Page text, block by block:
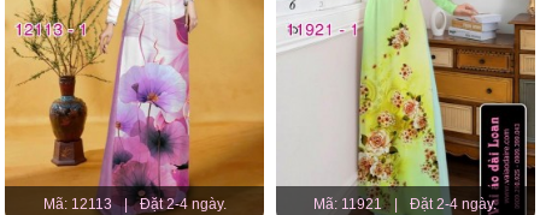
Mã: 12113 | Đặt 2-4 ngày. Mã: 11921 Đặt 2-4 ngày.